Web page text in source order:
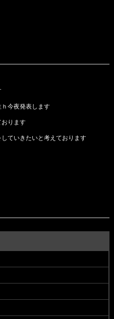
ｈ今夜発表します
ります
ていきたいと考えております